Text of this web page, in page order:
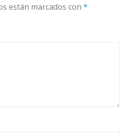
están marcados con *